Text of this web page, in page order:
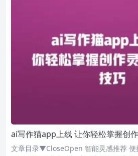
ai写作猫app上线 让你轻松掌握创
文章目录▼CloseOpen 智能灵感推荐 便